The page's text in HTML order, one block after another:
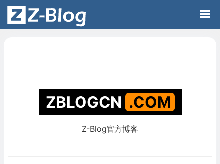
Z-Blog官方博客